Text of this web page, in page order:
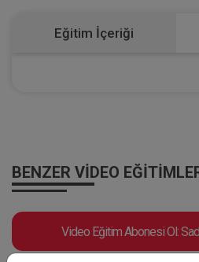
Eğitim İçeriği
BENZER VIDEO
Video Eğitim Abonesi Ol: